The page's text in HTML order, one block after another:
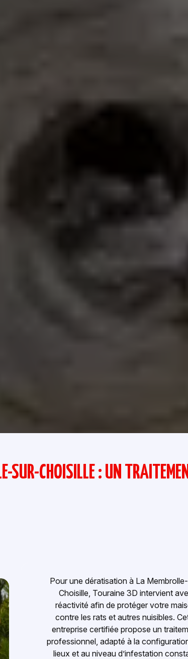
SUR-CHOISILLE : UN
Pour une dératisation à La
Choisille, Touraine 3D intervient
réactivité afin de protéger votre
contre les rats et autres nuisibles.
entreprise certifiée propose un
professionnel, adapté à la
lieux et au niveau d’infestation